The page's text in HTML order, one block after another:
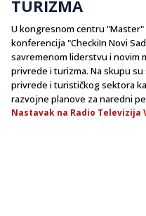
TURIZMA
U kongresnom centru "Master"
konferencija "CheckiIn Novi
savremenom liderstvu i novim
privrede i turizma. Na skupu
privrede i turističkog sektora
razvojne planove za naredni
Nastavak na Radio Televizija